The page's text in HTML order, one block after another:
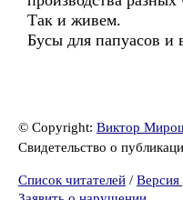
Так и живем.
Бусы для папуасов и
© Copyright: Виктор
Свидетельство о
Список читателей / Версия